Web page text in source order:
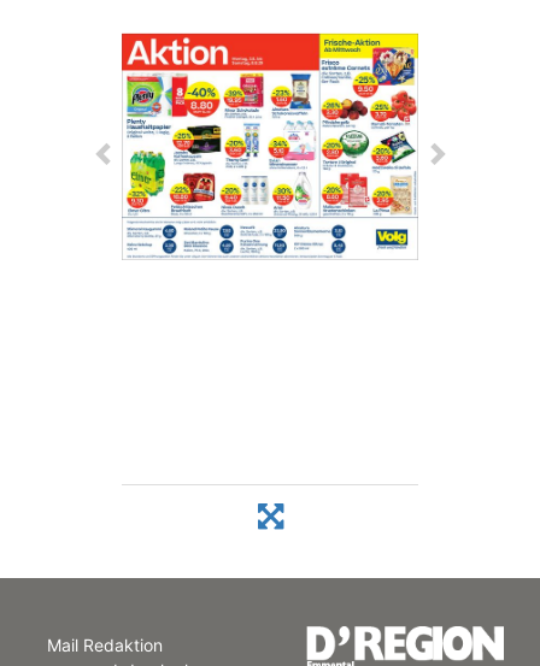
Mail Redaktion